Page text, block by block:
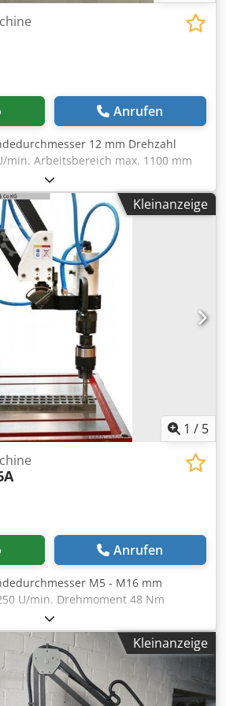
Anrufen
12 mm Drehzahl
min. Arbeitsbereich max. 1100 mm
Motorleistung 0,6 kW Gewicht 30
für M3 - M12
mit Rutschkupplung.
variable Drehzahl, Einstellbare
Drehmoment.
Optional: - Aufspanntisch mit T-
- Magnetfuß.
Kleinanzeige
1 / 5
Anrufen
M5 - M16 mm
U/min. Drehmoment 48 Nm
150 - 1900 mm Die
D-JSC Gewindebohrmaschine
mit Schnellspannfutter
flexiblen Arbeitsarm. Der
den Anbauflansch direkt am
werden und ist sofort arbeitsbereit.
Kleinanzeige